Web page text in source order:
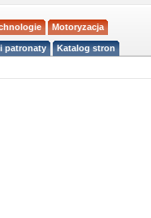
Motoryzacja
patronaty Katalog stron